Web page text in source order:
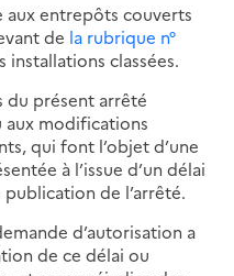
aux entrepôts couverts
de la rubrique n°
classées.
du présent arrêté
aux modifications
qui font l’objet d’une
à l’issue d’un délai
de l’arrêté.
d’autorisation a
de ce délai ou